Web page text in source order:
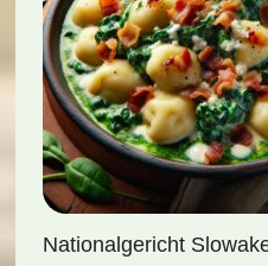
Nationalgericht